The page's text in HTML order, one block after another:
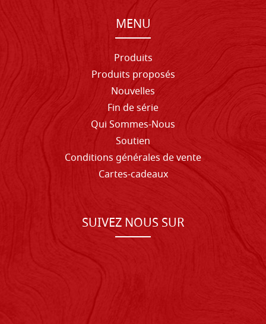
MENU
Produits
Produits proposés
Nouvelles
Fin de série
Qui Sommes-Nous
Soutien
Conditions générales de vente
Cartes-cadeaux
SUIVEZ NOUS SUR